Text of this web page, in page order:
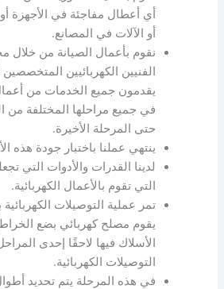
أي أعطال مفاجئة في الأجهزة
أو الآلات في المصانع.
نقوم بأعمال الصيانة من
الفنيين الكهربائيين
يقدمون جميع الخدمات من أعمال
في جميع مراحلها المختلفة من
حتى المرحلة الأخيرة.
ينتهي عملنا باختبار جودة هذه
لدينا القدرات والأدوات التي
التي تقوم بالأعمال الكهربائية.
تمر عملية التوصيلات
يقوم مصلح كهربائي بضع
الأسلاك فيها لاحقًا إحدى
التوصيلات الكهربائية.
في هذه المرحلة يتم تحديد